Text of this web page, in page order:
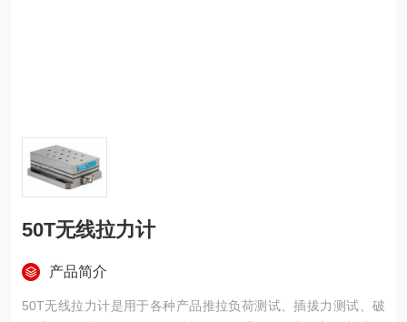
50T无线拉力计
产品简介
50T无线拉力计是用于各种产品推拉负荷测试、插拔力测试、破